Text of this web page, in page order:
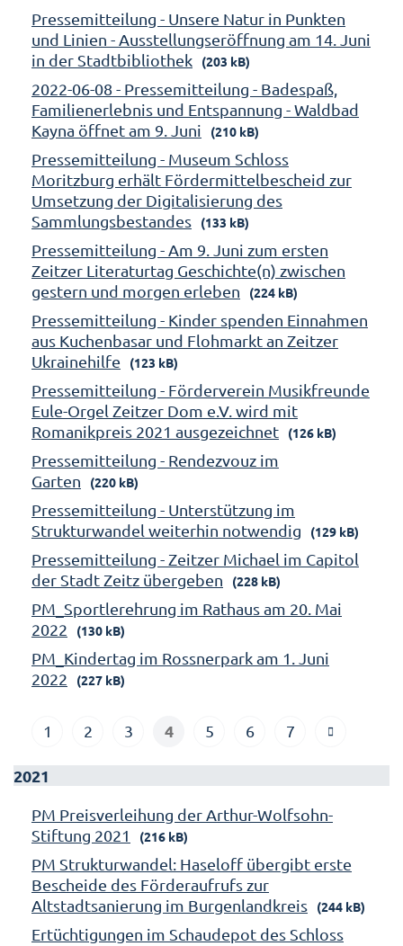
Pressemitteilung - Unsere Natur in Punkten
und Linien - Ausstellungseröffnung am 14. Juni
in der Stadtbibliothek
(203 kB)
2022-06-08 - Pressemitteilung - Badespaß,
Familienerlebnis und Entspannung - Waldbad
Kayna öffnet am 9. Juni
(210 kB)
Pressemitteilung - Museum Schloss
Moritzburg erhält Fördermittelbescheid zur
Umsetzung der Digitalisierung des
Sammlungsbestandes
(133 kB)
Pressemitteilung - Am 9. Juni zum ersten
Zeitzer Literaturtag Geschichte(n) zwischen
gestern und morgen erleben
(224 kB)
Pressemitteilung - Kinder spenden Einnahmen
aus Kuchenbasar und Flohmarkt an Zeitzer
Ukrainehilfe
(123 kB)
Pressemitteilung - Förderverein Musikfreunde
Eule-Orgel Zeitzer Dom e.V. wird mit
Romanikpreis 2021 ausgezeichnet
(126 kB)
Pressemitteilung - Rendezvouz im
Garten
(220 kB)
Pressemitteilung - Unterstützung im
Strukturwandel weiterhin notwendig
(129 kB)
Pressemitteilung - Zeitzer Michael im Capitol
der Stadt Zeitz übergeben
(228 kB)
PM_Sportlerehrung im Rathaus am 20. Mai
2022
(130 kB)
PM_Kindertag im Rossnerpark am 1. Juni
2022
(227 kB)
1 2 3 4 5 6 7
2021
PM Preisverleihung der Arthur-Wolfsohn-
Stiftung 2021
(216 kB)
PM Strukturwandel: Haseloff übergibt erste
Bescheide des Förderaufrufs zur
Altstadtsanierung im Burgenlandkreis
(244 kB)
Ertüchtigungen im Schaudepot des Schloss